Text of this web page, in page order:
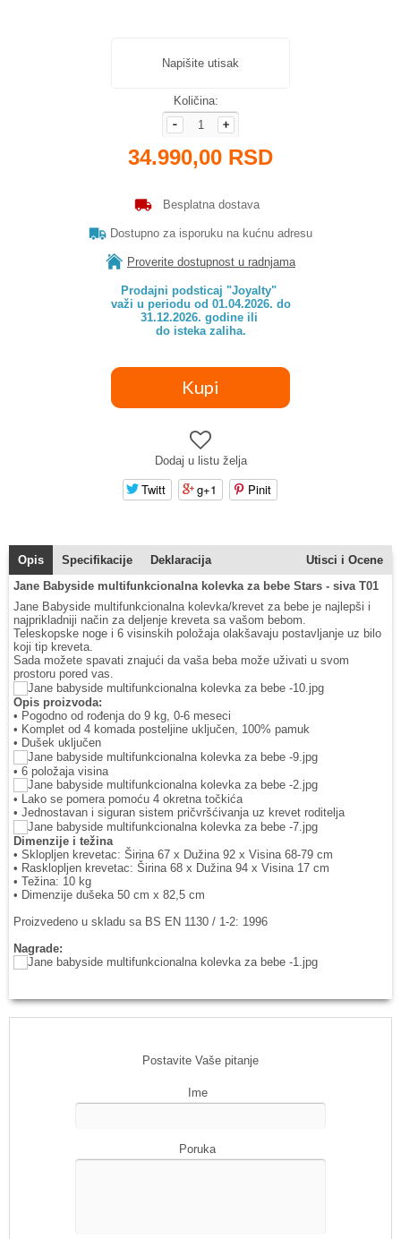
Napišite utisak
Količina:
34.990,00 RSD
Besplatna dostava
Dostupno za isporuku na kućnu adresu
Proverite dostupnost u radnjama
Prodajni podsticaj "Joyalty"
važi u periodu od 01.04.2026. do
31.12.2026. godine ili
do isteka zaliha.
Dodaj u listu želja
Twitt g+1 Pinit
Opis Specifikacije Deklaracija
Utisci i Ocene
Jane Babyside multifunkcionalna kolevka za bebe Stars - siva T01
Jane Babyside multifunkcionalna kolevka/krevet za bebe je najlepši i
najprikladniji način za deljenje kreveta sa vašom bebom.
Teleskopske noge i 6 visinskih položaja olakšavaju postavljanje uz bilo
koji tip kreveta.
Sada možete spavati znajući da vaša beba može uživati u svom
prostoru pored vas.
Opis proizvoda:
• Pogodno od rođenja do 9 kg, 0-6 meseci
• Komplet od 4 komada posteljine uključen, 100% pamuk
• Dušek uključen
• 6 položaja visina
• Lako se pomera pomoću 4 okretna točkića
• Jednostavan i siguran sistem pričvršćivanja uz krevet roditelja
Dimenzije i težina
• Sklopljen krevetac: Širina 67 x Dužina 92 x Visina 68-79 cm
• Rasklopljen krevetac: Širina 68 x Dužina 94 x Visina 17 cm
• Težina: 10 kg
• Dimenzije dušeka 50 cm x 82,5 cm
Proizvedeno u skladu sa BS EN 1130 / 1-2: 1996
Nagrade:
Postavite Vaše pitanje
Ime
Poruka